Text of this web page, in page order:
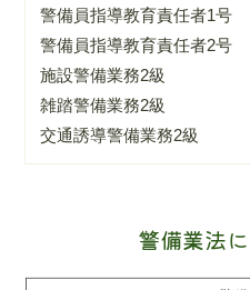
警備員指導教育責任者1号
警備員指導教育責任者2号
施設警備業務2級
雑踏警備業務2級
交通誘導警備業務2級
警備業法